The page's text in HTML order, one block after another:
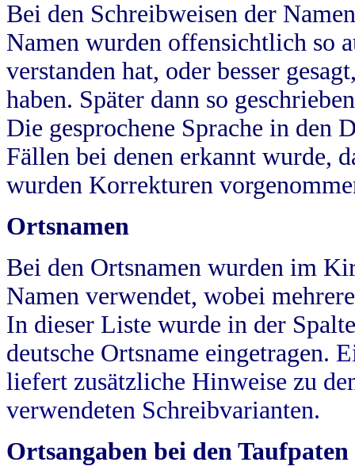
Bei den Schreibweisen der
Namen wurden offensichtlich so
verstanden hat, oder besser
haben. Später dann so
Die gesprochene Sprache in
Fällen bei denen erkannt wurde,
wurden Korrekturen
Ortsnamen
Bei den Ortsnamen wurden im
Namen verwendet, wobei
In dieser Liste wurde in der
deutsche Ortsname eingetragen.
liefert zusätzliche Hinweise zu
verwendeten Schreibvarianten.
Ortsangaben bei den Taufpaten